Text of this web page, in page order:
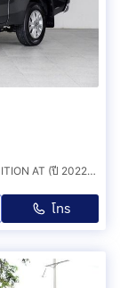
#TOYOTA HILUX REVO Smart Cab 2.4 ENTRY Z-EDITION AT (ปี 2022)ทะเบียน: 3ฒท 9428 (กรุงเทพมหานคร)
โทร